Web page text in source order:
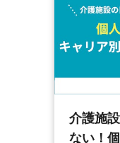
介護施
ない！